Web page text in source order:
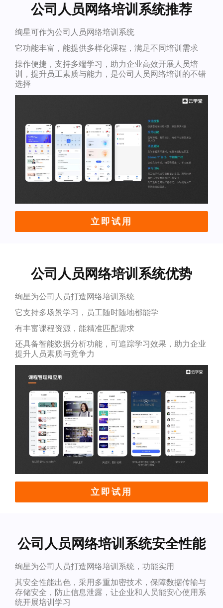
公司人员网络培训系统推荐
绚星可作为公司人员网络培训系统
它功能丰富，能提供多样化课程，满足不同培训需求
操作便捷，支持多端学习，助力企业高效开展人员培
训，提升员工素质与能力，是公司人员网络培训的不错
选择
立即试用
公司人员网络培训系统优势
绚星为公司人员打造网络培训系统
它支持多场景学习，员工随时随地都能学
有丰富课程资源，能精准匹配需求
还具备智能数据分析功能，可追踪学习效果，助力企业
提升人员素质与竞争力
立即试用
公司人员网络培训系统安全性能
绚星为公司人员打造网络培训系统，功能实用
其安全性能出色，采用多重加密技术，保障数据传输与
存储安全，防止信息泄露，让企业和人员能安心使用系
统开展培训学习